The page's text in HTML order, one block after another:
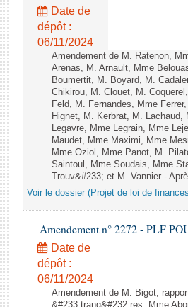
Date de
dépôt :
06/11/2024
Amendement de M. Ratenon,
Arenas, M. Arnault, Mme
Boumertit, M. Boyard, M.
Chikirou, M. Clouet, M.
Feld, M. Fernandes, Mme
Hignet, M. Kerbrat, M.
Legavre, Mme Legrain, Mme
Maudet, Mme Maximi, Mme
Mme Oziol, Mme Panot, M.
Saintoul, Mme Soudais, Mme
Trouv&#233; et M. Vannier -
Voir le dossier (Projet de loi de
Amendement n° 2272 - PLF
Date de
dépôt :
06/11/2024
Amendement de M. Bigot,
&#233;trang&#232;res, Mme